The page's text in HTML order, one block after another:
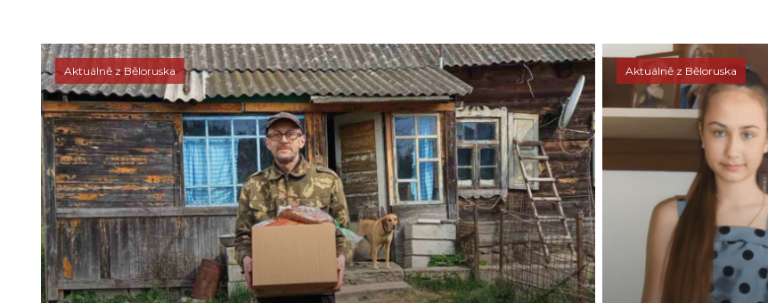
Aktuálně z Běloruska Aktuálně z Běloruska